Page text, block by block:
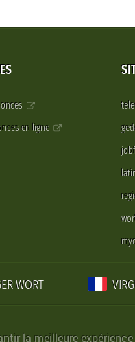
en ligne
WORT
la meilleure